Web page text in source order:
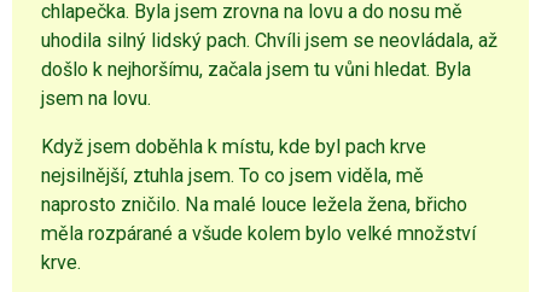
chlapečka. Byla jsem zrovna na lovu a do nosu mě
uhodila silný lidský pach. Chvíli jsem se neovládala, až
došlo k nejhoršímu, začala jsem tu vůni hledat. Byla
jsem na lovu.
Když jsem doběhla k místu, kde byl pach krve
nejsilnější, ztuhla jsem. To co jsem viděla, mě
naprosto zničilo. Na malé louce ležela žena, břicho
měla rozpárané a všude kolem bylo velké množství
krve.